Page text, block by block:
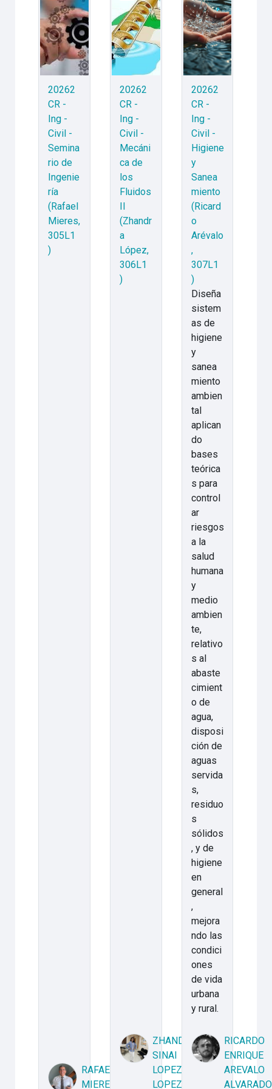
20262
CR -
Ing -
Civil -
Semina
rio de
Ingenie
ría
(Rafael
Mieres,
305L1
)
RAFAEL
MIERES
20262
CR -
Ing -
Civil -
Mecáni
ca de
los
Fluidos
(Zhandr
a
López,
306L1
)
ZHANDRA
SINAI
LOPEZ
LOPEZ
20262
CR -
Ing -
Civil -
Higiene
y
Sanea
miento
(Ricard
o
Arévalo
,
307L1
)
Diseña
sistem
as de
higiene
y
sanea
miento
ambien
tal
aplican
do
bases
teórica
s para
control
ar
riesgos
a la
salud
humana
y
medio
ambien
te,
relativo
s al
abaste
cimient
o de
agua,
disposi
ción de
aguas
servida
s,
residuo
s
sólidos
, y de
higiene
en
general
,
mejora
ndo las
condici
ones
de vida
urbana
y rural.
RICARDO
ENRIQUE
AREVALO
ALVARADO